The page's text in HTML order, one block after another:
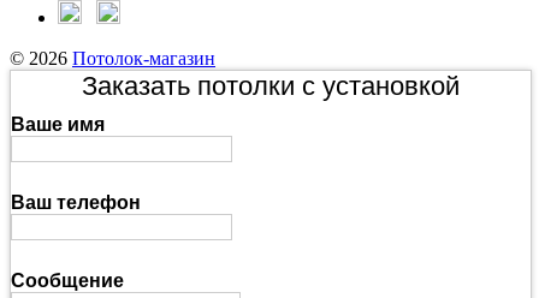
© 2026 Потолок-магазин
Заказать потолки с установкой
Ваше имя
Ваш телефон
Сообщение